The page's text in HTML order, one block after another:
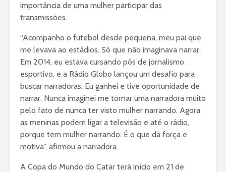
importância de uma mulher participar das
transmissões.
“Acompanho o futebol desde pequena, meu pai que
me levava ao estádios. Só que não imaginava narrar.
Em 2014, eu estava cursando pós de jornalismo
esportivo, e a Rádio Globo lançou um desafio para
buscar narradoras. Eu ganhei e tive oportunidade de
narrar. Nunca imaginei me tornar uma narradora muito
pelo fato de nunca ter visto mulher narrando. Agora
as meninas podem ligar a televisão e até o rádio,
porque tem mulher narrando. É o que dá força e
motiva”, afirmou a narradora.
A Copa do Mundo do Catar terá início em 21 de